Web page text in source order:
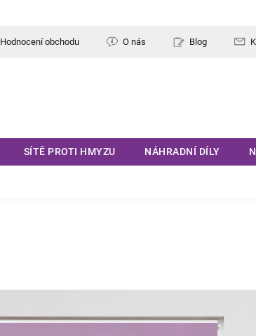
Hodnocení obchodu O nás Blog
SÍTĚ PROTI HMYZU NÁHRADNÍ DÍLY